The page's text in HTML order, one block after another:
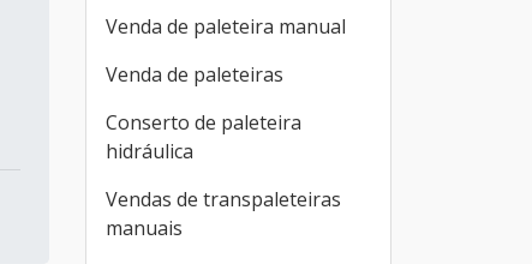
Venda de paleteira manual
Venda de paleteiras
Conserto de paleteira
hidráulica
Vendas de transpaleteiras
manuais